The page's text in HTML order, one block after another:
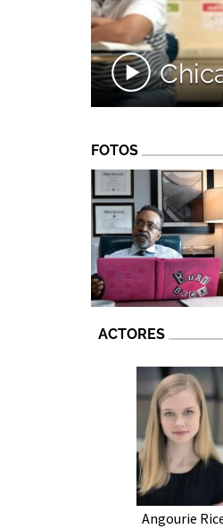
FOTOS
ACTORES
Angourie